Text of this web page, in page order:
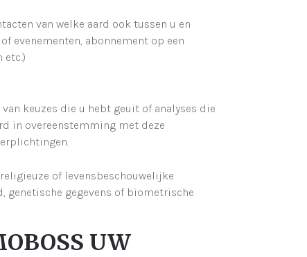
van welke aard ook tussen u en
evenementen, abonnement op een
etc.)
keuzes die u hebt geuit of analyses die
in overeenstemming met deze
of levensbeschouwelijke
genetische gegevens of biometrische
UW